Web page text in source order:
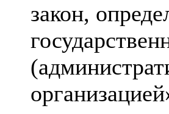
закон,